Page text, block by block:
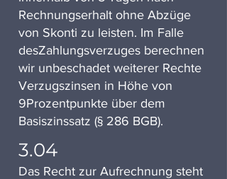
Rechnungserhalt ohne Abzüge
von Skonti zu leisten. Im Falle
desZahlungsverzuges berechnen
wir unbeschadet weiterer Rechte
Verzugszinsen in Höhe von
9Prozentpunkte über dem
Basiszinssatz (§ 286 BGB).
3.04
Das Recht zur Aufrechnung steht